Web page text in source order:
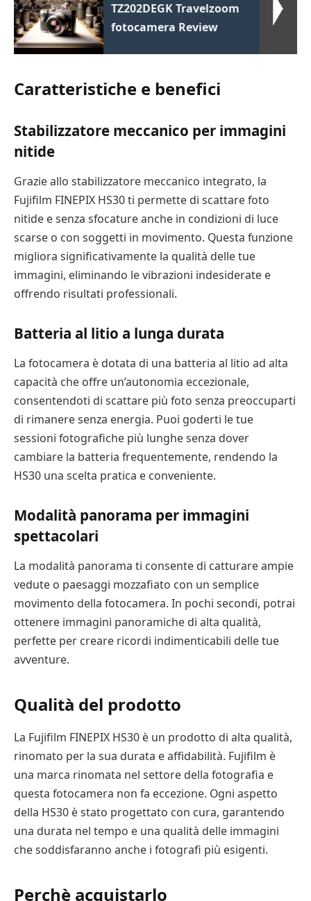
TZ202DEGK Travelzoom
fotocamera Review
Caratteristiche e benefici
Stabilizzatore meccanico per immagini
nitide
Grazie allo stabilizzatore meccanico integrato, la
Fujifilm FINEPIX HS30 ti permette di scattare foto
nitide e senza sfocature anche in condizioni di luce
scarse o con soggetti in movimento. Questa funzione
migliora significativamente la qualità delle tue
immagini, eliminando le vibrazioni indesiderate e
offrendo risultati professionali.
Batteria al litio a lunga durata
La fotocamera è dotata di una batteria al litio ad alta
capacità che offre un’autonomia eccezionale,
consentendoti di scattare più foto senza preoccuparti
di rimanere senza energia. Puoi goderti le tue
sessioni fotografiche più lunghe senza dover
cambiare la batteria frequentemente, rendendo la
HS30 una scelta pratica e conveniente.
Modalità panorama per immagini
spettacolari
La modalità panorama ti consente di catturare ampie
vedute o paesaggi mozzafiato con un semplice
movimento della fotocamera. In pochi secondi, potrai
ottenere immagini panoramiche di alta qualità,
perfette per creare ricordi indimenticabili delle tue
avventure.
Qualità del prodotto
La Fujifilm FINEPIX HS30 è un prodotto di alta qualità,
rinomato per la sua durata e affidabilità. Fujifilm è
una marca rinomata nel settore della fotografia e
questa fotocamera non fa eccezione. Ogni aspetto
della HS30 è stato progettato con cura, garantendo
una durata nel tempo e una qualità delle immagini
che soddisfaranno anche i fotografi più esigenti.
Perchè acquistarlo